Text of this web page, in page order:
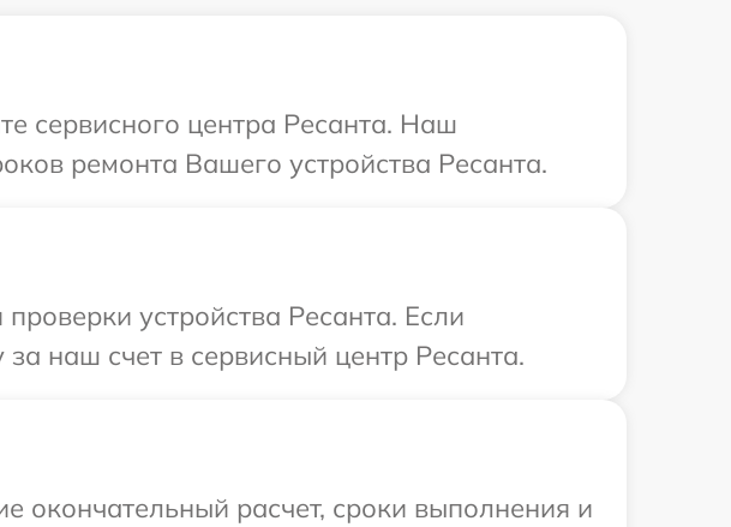
сервисного центра Ресанта. Наш
ремонта Вашего устройства Ресанта.
устройства Ресанта. Если
наш счет в сервисный центр Ресанта.
окончательный расчет, сроки выполнения и